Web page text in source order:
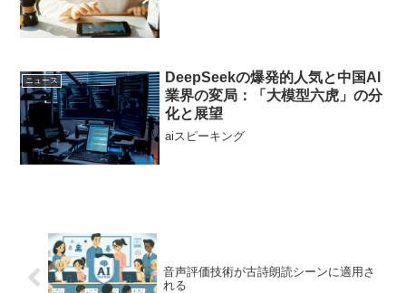
ニュース
DeepSeekの爆発的人気と中国AI
業界の変局：「大模型六虎」の分
化と展望
aiスピーキング
音声評価技術が古詩朗読シーンに適用さ
れる